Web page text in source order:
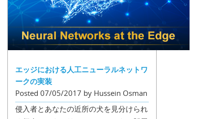
エッジにおける人工ニューラルネットワ
ークの実装
Posted 07/05/2017 by Hussein Osman
侵入者とあなたの近所の犬を見分けられ